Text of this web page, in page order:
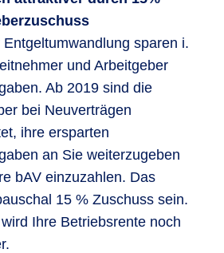
Entgeltumwandlung sparen i.
und Arbeitgeber
Ab 2019 sind die
bei Neuverträgen
ihre ersparten
an Sie weiterzugeben
bAV einzuzahlen. Das
15 % Zuschuss sein.
Ihre Betriebsrente noch